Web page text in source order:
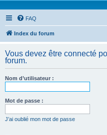
FAQ
Index du forum
Vous devez être connecté
forum.
Nom d’utilisateur :
Mot de passe :
J’ai oublié mon mot de passe